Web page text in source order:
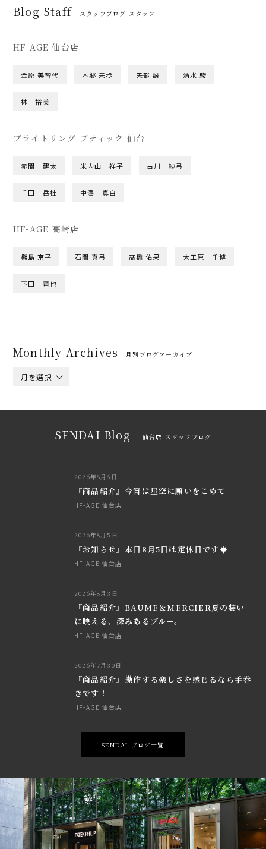
Blog Staff スタッフブログ スタッフ
HF-AGE 仙台店
金原 美智代 本郷 未歩 矢部 誠 清水 駿
林 裕美
ブライトリング ブティック 仙台
赤間 建太 米内山 祥子 古川 紗弓
千田 岳杜 中澤 真白
HF-AGE 高崎店
橳島 京子 石関 真弓 髙橋 佑果 大工原 千博
下田 竜也
Monthly Archives 月別ブログアーカイブ
月を選択
SENDAI Blog 仙台店 スタッフブログ
2026年8月6日
『商品紹介』今宵は星空に願いをこめて
HF-AGE 仙台店
2026年8月5日
『お知らせ』本日8月5日は定休日です☀
HF-AGE 仙台店
2026年8月3日
『商品紹介』BAUME＆MERCIER夏の装い
に映える、深みあるブルー。
HF-AGE 仙台店
2026年7月30日
『商品紹介』操作する楽しさを感じるなら手巻
きです！
HF-AGE 仙台店
SENDAI ブログ一覧